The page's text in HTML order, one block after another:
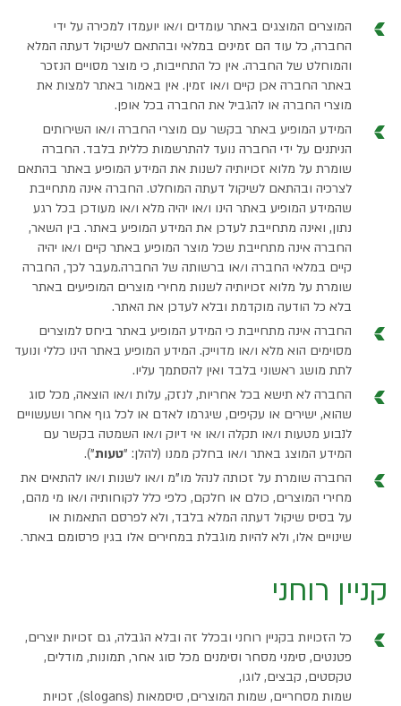
המוצרים המוצגים באתר עומדים ו/או יועמדו למכירה על ידי
החברה, כל עוד הם זמינים במלאי ובהתאם לשיקול דעתה המלא
והמוחלט של החברה. אין כל התחייבות, כי מוצר מסויים הנזכר
באתר החברה אכן קיים ו/או זמין. אין באמור באתר למצות את
מוצרי החברה או להגביל את החברה בכל אופן.
המידע המופיע באתר בקשר עם מוצרי החברה ו/או השירותים
הניתנים על ידי החברה נועד להתרשמות כללית בלבד. החברה
שומרת על מלוא זכויותיה לשנות את המידע המופיע באתר בהתאם
לצרכיה ובהתאם לשיקול דעתה המוחלט. החברה אינה מתחייבת
שהמידע המופיע באתר הינו ו/או יהיה מלא ו/או מעודכן בכל רגע
נתון, ואינה מתחייבת לעדכן את המידע המופיע באתר. בין השאר,
החברה אינה מתחייבת שכל מוצר המופיע באתר קיים ו/או יהיה
קיים במלאי החברה ו/או ברשותה של החברה.מעבר לכך, החברה
שומרת על מלוא זכויותיה לשנות מחירי מוצרים המופיעים באתר
בלא כל הודעה מוקדמת ובלא לעדכן את האתר.
החברה אינה מתחייבת כי המידע המופיע באתר ביחס למוצרים
מסוימים הוא מלא ו/או מדוייק. המידע המופיע באתר הינו כללי ונועד
לתת מושג ראשוני בלבד ואין להסתמך עליו.
החברה לא תישא בכל אחריות, לנזק, עלות ו/או הוצאה, מכל סוג
שהוא, ישירים או עקיפים, שיגרמו לאדם או לכל גוף אחר ושעשויים
לנבוע מטעות ו/או תקלה ו/או אי דיוק ו/או השמטה בקשר עם
המידע המוצג באתר ו/או בחלק ממנו (להלן: "טעות").
החברה שומרת על זכותה לנהל מו"מ ו/או לשנות ו/או להתאים את
מחירי המוצרים, כולם או חלקם, כלפי כלל לקוחותיה ו/או מי מהם,
על בסיס שיקול דעתה המלא בלבד, ולא לפרסם התאמות או
שינויים אלו, ולא להיות מוגבלת במחירים אלו בגין פרסומם באתר.
קניין רוחני
כל הזכויות בקניין רוחני ובכלל זה ובלא הגבלה, גם זכויות יוצרים,
פטנטים, סימני מסחר וסימנים מכל סוג אחר, תמונות, מודלים,
טקסטים, קבצים, לוגו,
שמות מסחריים, שמות המוצרים, סיסמאות (slogans), זכויות